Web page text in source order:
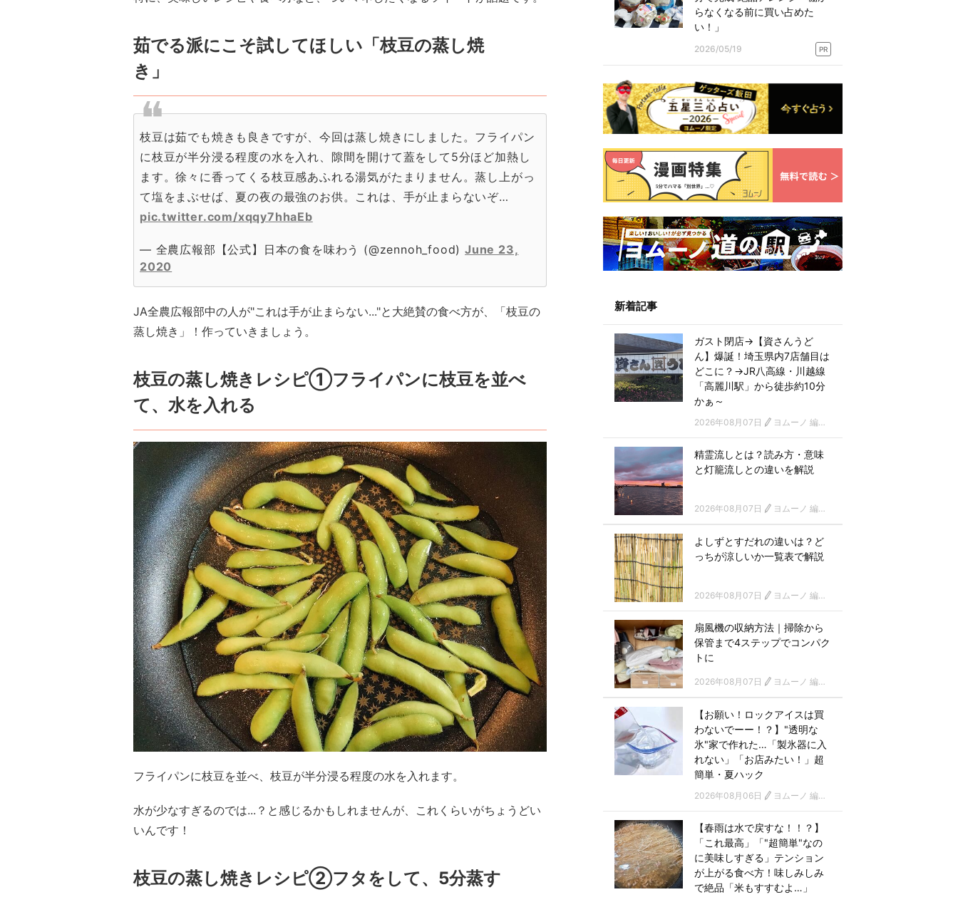
茹でる派にこそ試してほしい「枝豆の蒸し焼
き」
枝豆は茹でも焼きも良きですが、今回は蒸し焼きにしました。フライパン
に枝豆が半分浸る程度の水を入れ、隙間を開けて蓋をして5分ほど加熱し
ます。徐々に香ってくる枝豆感あふれる湯気がたまりません。蒸し上がっ
て塩をまぶせば、夏の夜の最強のお供。これは、手が止まらないぞ…
pic.twitter.com/xqqy7hhaEb
— 全農広報部【公式】日本の食を味わう (@zennoh_food)June 23,
2020
JA全農広報部中の人が"これは手が止まらない..."と大絶賛の食べ方が、「枝豆の
蒸し焼き」！作っていきましょう。
枝豆の蒸し焼きレシピ①フライパンに枝豆を並べ
て、水を入れる
フライパンに枝豆を並べ、枝豆が半分浸る程度の水を入れます。
水が少なすぎるのでは...？と感じるかもしれませんが、これくらいがちょうどい
いんです！
枝豆の蒸し焼きレシピ②フタをして、5分蒸す
らなくなる前に買い占めた
い！」
2026/05/19 PR
新着記事
ガスト閉店→【資さんうど
ん】爆誕！埼玉県内7店舗目は
どこに？→JR八高線・川越線
「高麗川駅」から徒歩約10分
かぁ～
2026年08月07日 ヨムーノ 編集部
精霊流しとは？読み方・意味
と灯籠流しとの違いを解説
2026年08月07日 ヨムーノ 編集部
よしずとすだれの違いは？ど
っちが涼しいか一覧表で解説
2026年08月07日 ヨムーノ 編集部
扇風機の収納方法｜掃除から
保管まで4ステップでコンパク
トに
2026年08月07日 ヨムーノ 編集部
【お願い！ロックアイスは買
わないでーー！？】"透明な
氷"家で作れた…「製氷器に入
れない」「お店みたい！」超
簡単・夏ハック
2026年08月06日 ヨムーノ 編集部
【春雨は水で戻すな！！？】
「これ最高」「"超簡単"なの
に美味しすぎる」テンション
が上がる食べ方！味しみしみ
で絶品「米もすすむよ…」